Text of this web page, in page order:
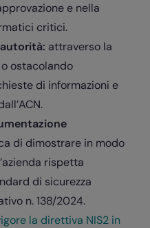
e nella
critici.
attraverso la
ostacolando
di informazioni e
di dimostrare in modo
rispetta
di sicurezza
n. 138/2024.
la direttiva NIS2 in